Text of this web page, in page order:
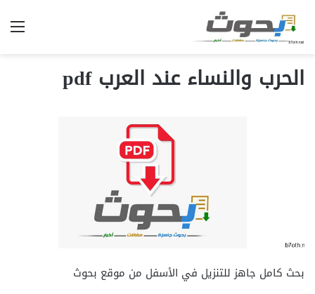
الحرب والنساء عند العرب pdf
بحث كامل جاهز للتنزيل في الأسفل من موقع بحوث